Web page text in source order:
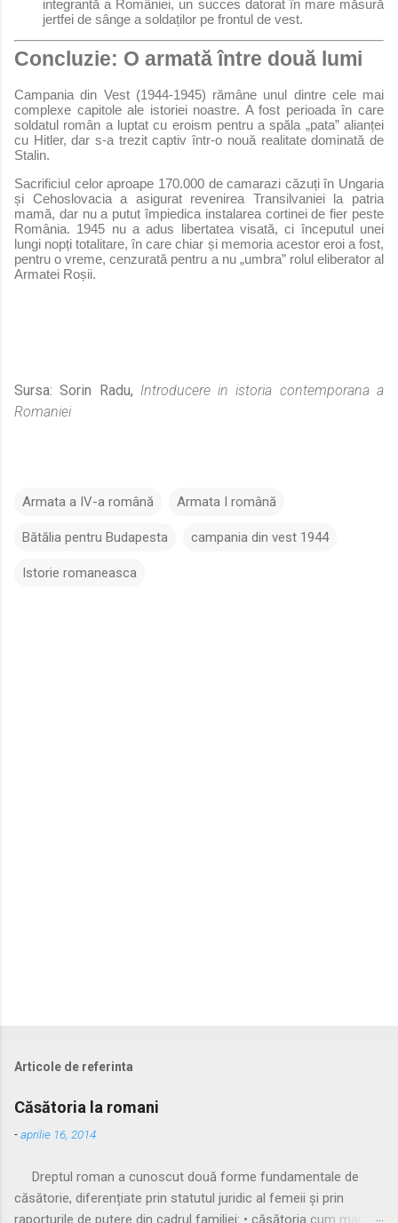
integrantă a României, un succes datorat în mare măsură
jertfei de sânge a soldaților pe frontul de vest.
Concluzie: O armată între două lumi
Campania din Vest (1944-1945) rămâne unul dintre cele mai
complexe capitole ale istoriei noastre. A fost perioada în care
soldatul român a luptat cu eroism pentru a spăla „pata” alianței
cu Hitler, dar s-a trezit captiv într-o nouă realitate dominată de
Stalin.
Sacrificiul celor aproape 170.000 de camarazi căzuți în Ungaria
și Cehoslovacia a asigurat revenirea Transilvaniei la patria
mamă, dar nu a putut împiedica instalarea cortinei de fier peste
România. 1945 nu a adus libertatea visată, ci începutul unei
lungi nopți totalitare, în care chiar și memoria acestor eroi a fost,
pentru o vreme, cenzurată pentru a nu „umbra” rolul eliberator al
Armatei Roșii.
Sursa: Sorin Radu, Introducere in istoria contemporana a
Romaniei
Armata a IV-a română Armata I română
Bătălia pentru Budapesta campania din vest 1944
Istorie romaneasca
Articole de referinta
Căsătoria la romani
-aprilie 16, 2014
Dreptul roman a cunoscut două forme fundamentale de
căsătorie, diferențiate prin statutul juridic al femeii și prin
raporturile de putere din cadrul familiei: • căsătoria cum manus